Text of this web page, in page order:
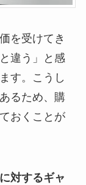
を受けてき
違う」と感
す。こうし
るため、購
おくことが
対するギャ